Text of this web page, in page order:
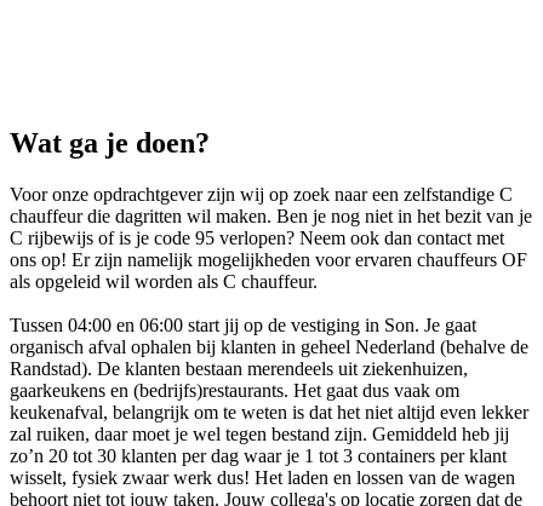
Wat ga je doen?
Voor onze opdrachtgever zijn wij op zoek naar een zelfstandige C
chauffeur die dagritten wil maken. Ben je nog niet in het bezit van je
C rijbewijs of is je code 95 verlopen? Neem ook dan contact met
ons op! Er zijn namelijk mogelijkheden voor ervaren chauffeurs OF
als opgeleid wil worden als C chauffeur.
Tussen 04:00 en 06:00 start jij op de vestiging in Son. Je gaat
organisch afval ophalen bij klanten in geheel Nederland (behalve de
Randstad). De klanten bestaan merendeels uit ziekenhuizen,
gaarkeukens en (bedrijfs)restaurants. Het gaat dus vaak om
keukenafval, belangrijk om te weten is dat het niet altijd even lekker
zal ruiken, daar moet je wel tegen bestand zijn. Gemiddeld heb jij
zo’n 20 tot 30 klanten per dag waar je 1 tot 3 containers per klant
wisselt, fysiek zwaar werk dus! Het laden en lossen van de wagen
behoort niet tot jouw taken. Jouw collega's op locatie zorgen dat de